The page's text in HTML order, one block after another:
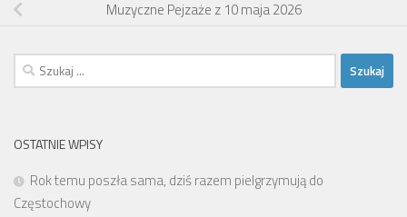
Muzyczne Pejzaże z 10 maja 2026
Szukaj:
OSTATNIE WPISY
Rok temu poszła sama, dziś razem pielgrzymują do
Częstochowy